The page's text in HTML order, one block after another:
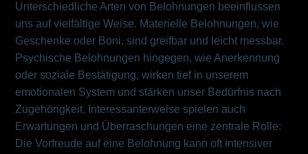
Unterschiedliche Arten von Belohnungen beeinflussen
uns auf vielfältige Weise. Materielle Belohnungen, wie
Geschenke oder Boni, sind greifbar und leicht messbar.
Psychische Belohnungen hingegen, wie Anerkennung
oder soziale Bestätigung, wirken tief in unserem
emotionalen System und stärken unser Bedürfnis nach
Zugehörigkeit. Interessanterweise spielen auch
Erwartungen und Überraschungen eine zentrale Rolle:
Die Vorfreude auf eine Belohnung kann oft intensiver